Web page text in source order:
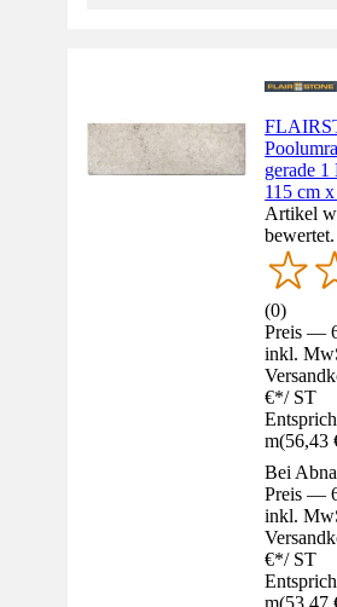
gerade 1
115 cm
Artikel
bewertet.
(0)
Preis —
inkl.
€*/ ST
m(56,43
Bei
Preis —
inkl.
€*/ ST